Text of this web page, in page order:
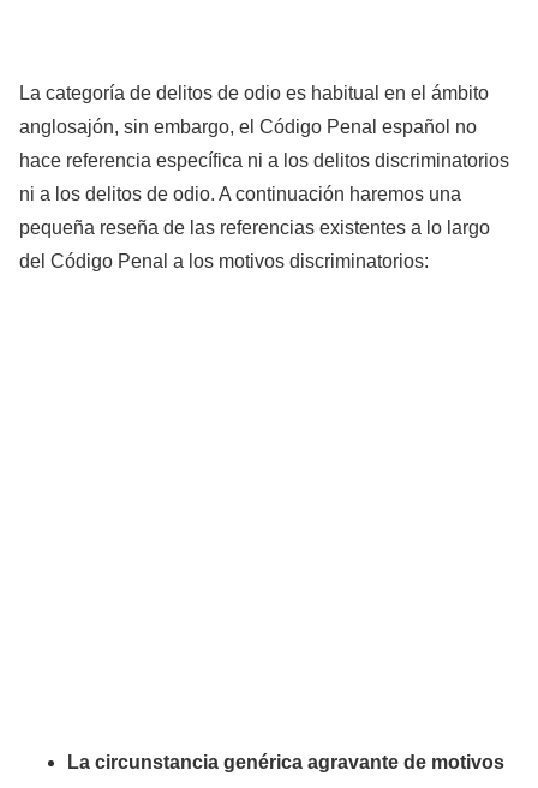
La categoría de delitos de odio es habitual en el ámbito
anglosajón, sin embargo, el Código Penal español no
hace referencia específica ni a los delitos discriminatorios
ni a los delitos de odio. A continuación haremos una
pequeña reseña de las referencias existentes a lo largo
del Código Penal a los motivos discriminatorios:
La circunstancia genérica agravante de motivos